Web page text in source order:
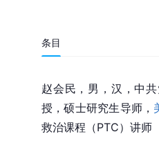
条目
赵会民，男，汉，中
授，硕士研究生导师，
救治课程（PTC）讲师